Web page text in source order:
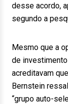
desse acordo,
segundo a
Mesmo que a
de
acreditavam
Bernstein
“grupo auto-